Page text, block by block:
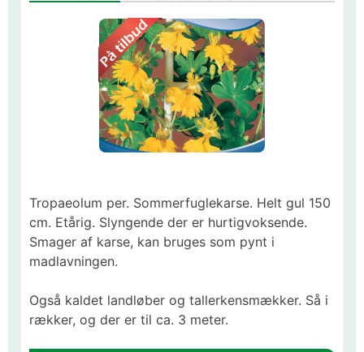
Tropaeolum per. Sommerfuglekarse. Helt gul 150
cm. Etårig. Slyngende der er hurtigvoksende.
Smager af karse, kan bruges som pynt i
madlavningen.
Også kaldet landløber og tallerkensmækker. Så i
rækker, og der er til ca. 3 meter.